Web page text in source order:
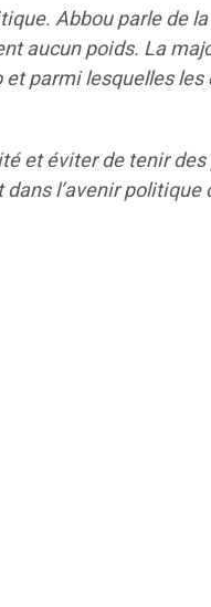
Abbou parle de
aucun poids. La
parmi lesquelles
et éviter de tenir
l’avenir politique